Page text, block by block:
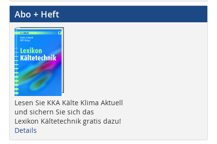
Abo + Heft
Lesen Sie KKA Kälte Klima Aktuell
und sichern Sie sich das
Lexikon Kältetechnik gratis dazu!
Details